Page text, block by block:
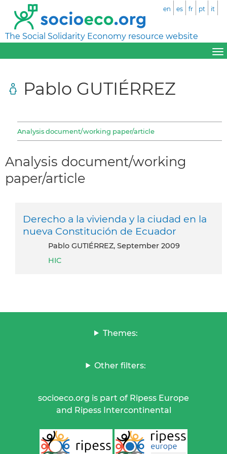
The Social Solidarity Economy resource website
en es fr pt it
Pablo GUTIÉRREZ
Analysis document/working paper/article
Analysis document/working
paper/article
Derecho a la vivienda y la ciudad en la
nueva Constitución de Ecuador
Pablo GUTIÉRREZ, September 2009
HIC
Themes:
Other filters:
socioeco.org is part of Ripess Europe
and Ripess Intercontinental